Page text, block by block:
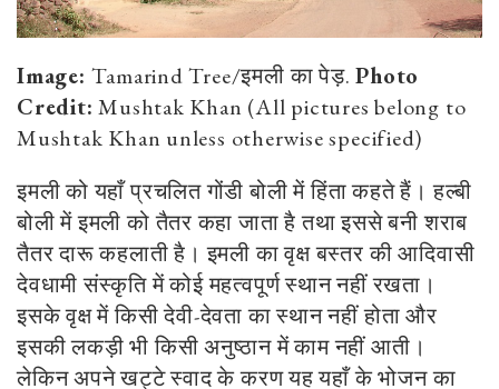
Image:Tamarind Tree/इमली का पेड़.Photo
Credit: Mushtak Khan (All pictures belong to
Mushtak Khan unless otherwise specified)
इमली को यहाँ प्रचलित गोंडी बोली में हिंता कहते हैं। हल्बी
बोली में इमली को तैतर कहा जाता है तथा इससे बनी शराब
तैतर दारू कहलाती है। इमली का वृक्ष बस्तर की आदिवासी
देवधामी संस्कृति में कोई महत्वपूर्ण स्थान नहीं रखता।
इसके वृक्ष में किसी देवी-देवता का स्थान नहीं होता और
इसकी लकड़ी भी किसी अनुष्ठान में काम नहीं आती।
लेकिन अपने खट्टे स्वाद के करण यह यहाँ के भोजन का